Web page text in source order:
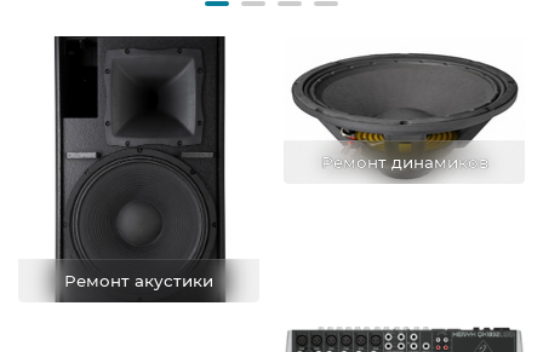
Ремонт акустики
Ремонт динамиков